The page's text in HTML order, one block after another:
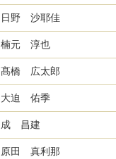
日野 沙耶佳
楠元 淳也
髙橋 広太郎
大迫 佑季
成 昌建
原田 真利那